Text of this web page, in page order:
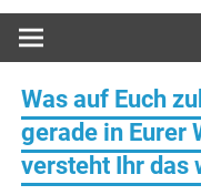
Was auf Euch
gerade in Eurer
versteht Ihr das